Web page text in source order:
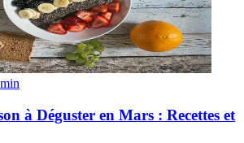
min
à Déguster en Mars : Recettes et